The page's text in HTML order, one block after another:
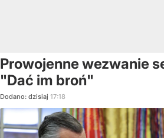
Prowojenne wezwanie
"Dać im broń"
Dodano: dzisiaj 17:18